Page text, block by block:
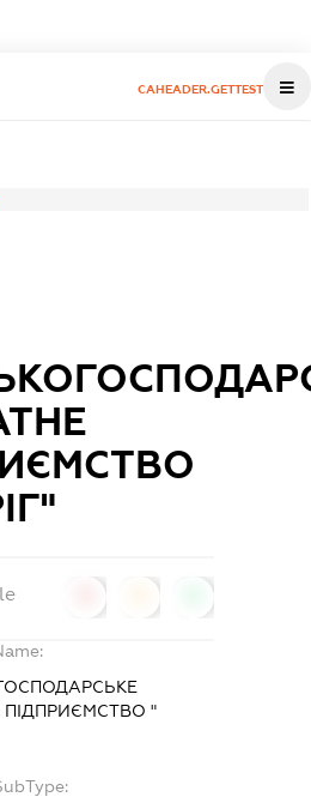
CAHEADER.GETTEST
"